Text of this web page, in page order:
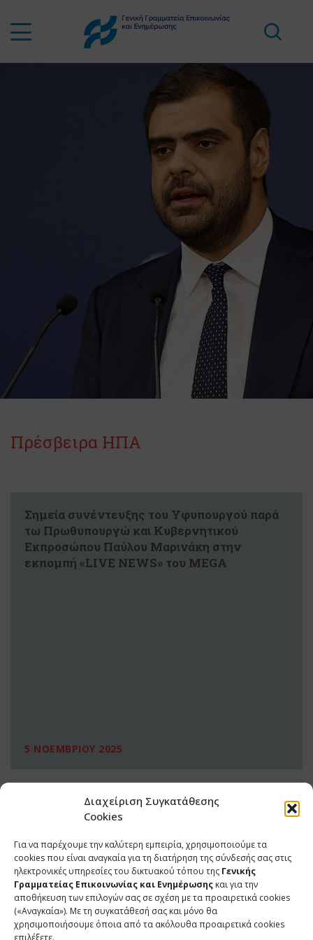
Διαχείριση Συγκατάθεσης
Cookies
Για να παρέχουμε την καλύτερη εμπειρία, χρησιμοποιούμε τα
cookies που είναι αναγκαία για τη διατήρηση της σύνδεσής σας στις
ηλεκτρονικές υπηρεσίες του δικτυακού τόπου της Γενικής
Γραμματείας Επικοινωνίας και Ενημέρωσης και για την
αποθήκευση των επιλογών σας σε σχέση με τα προαιρετικά cookies
(«Αναγκαία»). Με τη συγκατάθεσή σας και μόνο θα
χρησιμοποιήσουμε όποια από τα ακόλουθα προαιρετικά cookies
επιλέξετε.
Πρέσβειρα ΗΠΑ
Σημεία συνέντευξης του Υφυπουργού παρά
τω Πρωθυπουργώ και Κυβερνητικού
Εκπροσώπου Παύλου Μαρινάκη στην
εκπομπή «LIVE NEWS» του MEGA
5 ΝΟΕΜΒΡΙΟΥ 2025
ΕΠΙΚΟΙΝΩΝΙΑ